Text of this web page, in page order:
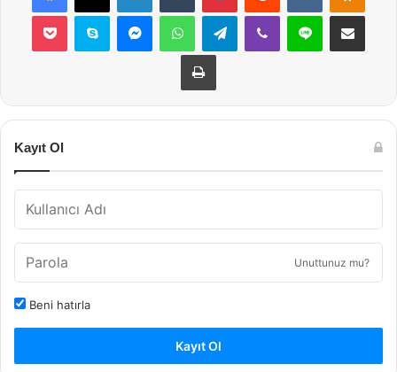
Pocket Skype MessengerWhatsAppTelegramViber Line E-Posta ile
Yazdır
Kayıt Ol
Unuttunuz mu?
Beni hatırla
Kayıt Ol